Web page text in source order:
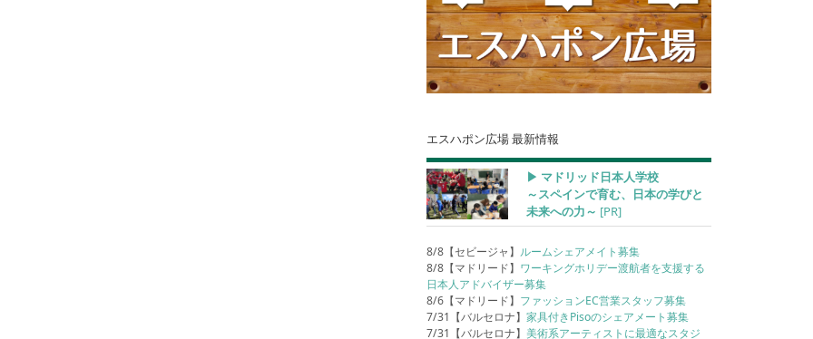
エスハポン広場 最新情報
▶︎ マドリッド日本人学校
～スペインで育む、日本の学びと
未来への力～ [PR]
8/8【セビージャ】ルームシェアメイト募集
8/8【マドリード】 ワーキングホリデー渡航者を支援する
日本人アドバイザー募集
8/6【マドリード】 ファッションEC営業スタッフ募集
7/31【バルセロナ】家具付きPisoのシェアメート募集
7/31【バルセロナ】美術系アーティストに最適なスタジ